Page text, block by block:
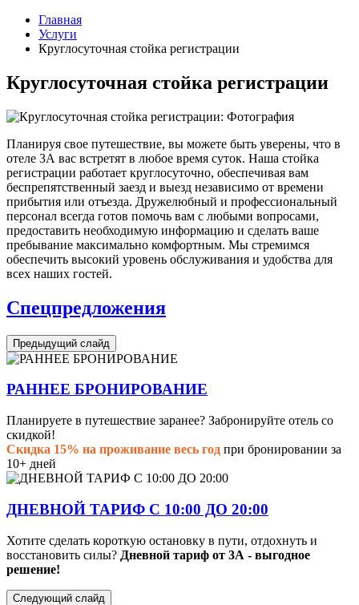
Главная
Услуги
Круглосуточная стойка регистрации
Круглосуточная стойка регистрации
Планируя свое путешествие, вы можете быть уверены, что в
отеле 3А вас встретят в любое время суток. Наша стойка
регистрации работает круглосуточно, обеспечивая вам
беспрепятственный заезд и выезд независимо от времени
прибытия или отъезда. Дружелюбный и профессиональный
персонал всегда готов помочь вам с любыми вопросами,
предоставить необходимую информацию и сделать ваше
пребывание максимально комфортным. Мы стремимся
обеспечить высокий уровень обслуживания и удобства для
всех наших гостей.
Спецпредложения
Предыдущий слайд
РАННЕЕ БРОНИРОВАНИЕ
Планируете в путешествие заранее? Забронируйте отель со
скидкой!
Скидка 15% на проживание весь год при бронировании за
10+ дней
ДНЕВНОЙ ТАРИФ С 10:00 ДО 20:00
Хотите сделать короткую остановку в пути, отдохнуть и
восстановить силы? Дневной тариф от 3А - выгодное
решение!
Следующий слайд